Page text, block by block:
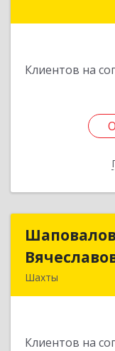
Клиентов на
Шахты
Клиентов на